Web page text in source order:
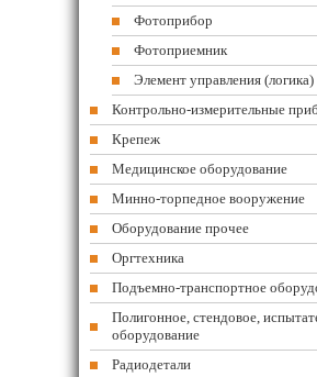
Фотоприбор
Фотоприемник
Элемент управления (логика)
Контрольно-измерительные
Крепеж
Медицинское оборудование
Минно-торпедное вооружение
Оборудование прочее
Оргтехника
Подъемно-транспортное
Полигонное, стендовое,
оборудование
Радиодетали